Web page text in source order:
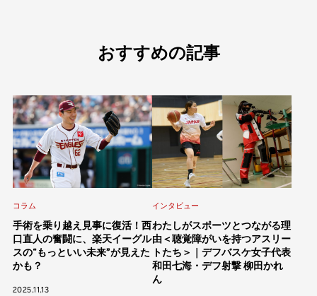
#ヴィッセル神戸 #楽天イーグルス
#サッカー
#アスリートのセカンドキャリア
ニュース
syncSPORTSについて
企業情報
個人情報保護方針
利用規約
おすすめの記事
コラム
手術を乗り越え見事に復活！西
口直人の奮闘に、楽天イーグル
スの“もっといい未来”が見えた
かも？
2025.11.13
インタビュー
わたしがスポーツとつながる理
由＜聴覚障がいを持つアスリー
トたち＞｜デフバスケ女子代表
和田七海・デフ射撃 柳田かれ
ん
人気のタグ
#野球 #楽天イーグルス
#バスケットボール
#トップアスリートの愛用品
#アスリートのセカンドキャリア
すべてのタグ